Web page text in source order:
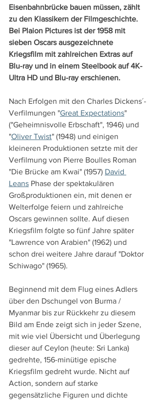
Eisenbahnbrücke bauen müssen, zählt
zu den Klassikern der Filmgeschichte.
Bei Plaion Pictures ist der 1958 mit
sieben Oscars ausgezeichnete
Kriegsfilm mit zahlreichen Extras auf
Blu-ray und in einem Steelbook auf 4K-
Ultra HD und Blu-ray erschienen.
Nach Erfolgen mit den Charles Dickens´-
Verfilmungen "Great Expectations"
("Geheimnisvolle Erbschaft", 1946) und
"Oliver Twist" (1948) und einigen
kleineren Produktionen setzte mit der
Verfilmung von Pierre Boulles Roman
"Die Brücke am Kwai" (1957) David
Leans Phase der spektakulären
Großproduktionen ein, mit denen er
Welterfolge feiern und zahlreiche
Oscars gewinnen sollte. Auf diesen
Kriegsfilm folgte so fünf Jahre später
"Lawrence von Arabien" (1962) und
schon drei weitere Jahre darauf "Doktor
Schiwago" (1965).
Beginnend mit dem Flug eines Adlers
über den Dschungel von Burma /
Myanmar bis zur Rückkehr zu diesem
Bild am Ende zeigt sich in jeder Szene,
mit wie viel Übersicht und Überlegung
dieser auf Ceylon (heute: Sri Lanka)
gedrehte, 156-minütige epische
Kriegsfilm gedreht wurde. Nicht auf
Action, sondern auf starke
gegensätzliche Figuren und dichte